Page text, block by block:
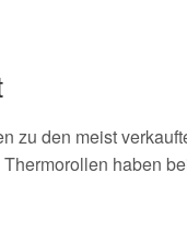
zu den meist
haben